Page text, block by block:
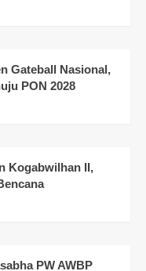
Gateball Nasional,
PON 2028
Kogabwilhan II,
PW AWBP